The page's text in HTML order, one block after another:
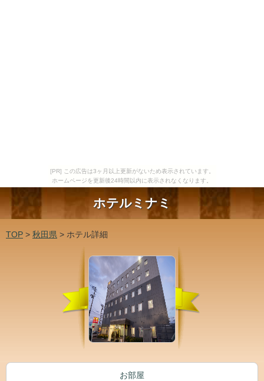
[PR] この広告は3ヶ月以上更新がないため表示されています。
ホームページを更新後24時間以内に表示されなくなります。
ホテルミナミ
TOP > 秋田県 > ホテル詳細
お部屋